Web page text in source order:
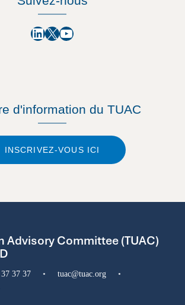
LinkedIn
X YouTube
d'information du TUAC
INSCRIVEZ-VOUS ICI
Advisory Committee (TUAC)
37 37 • tuac@tuac.org
•